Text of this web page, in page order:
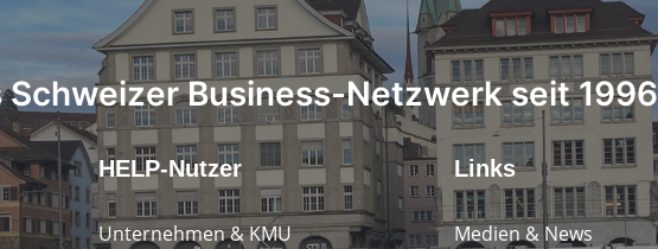
Schweizer Business-Netzwerk seit 1996
HELP-Nutzer
Unternehmen & KMU
Links
Medien & News